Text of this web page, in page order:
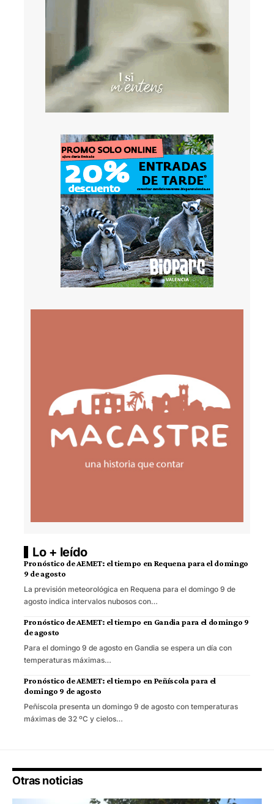
Lo + leído
Pronóstico de AEMET: el tiempo en Requena para el domingo
9 de agosto
La previsión meteorológica en Requena para el domingo 9 de
agosto indica intervalos nubosos con…
Pronóstico de AEMET: el tiempo en Gandia para el domingo 9
de agosto
Para el domingo 9 de agosto en Gandia se espera un día con
temperaturas máximas…
Pronóstico de AEMET: el tiempo en Peñíscola para el
domingo 9 de agosto
Peñíscola presenta un domingo 9 de agosto con temperaturas
máximas de 32 ºC y cielos…
Otras noticias